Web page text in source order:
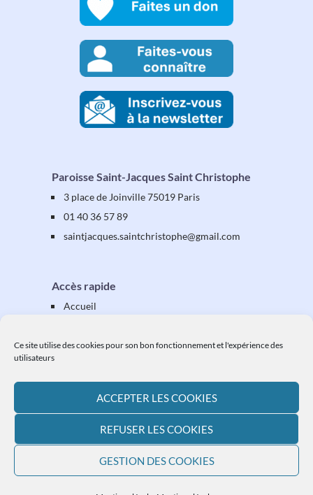
Ce site utilise des cookies pour son bon fonctionnement et l'expérience des
utilisateurs
ACCEPTER LES COOKIES
REFUSER LES COOKIES
GESTION DES COOKIES
Paroisse Saint-Jacques Saint Christophe
3 place de Joinville 75019 Paris
01 40 36 57 89
saintjacques.saintchristophe@gmail.com
Accès rapide
Accueil
Équipes & activités
Vos démarches
Ressources
L'actualité paroissiale
Plan du site